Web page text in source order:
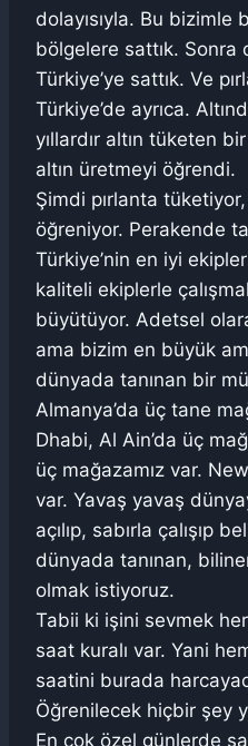
dolayısıyla. Bu bizimle
bölgelere sattık. Sonra
Türkiye’ye sattık. Ve
Türkiye’de ayrıca.
yıllardır altın tüketen
altın üretmeyi öğrendi.
Şimdi pırlanta
öğreniyor. Perakende
Türkiye’nin en iyi
kaliteli ekiplerle
büyütüyor. Adetsel
ama bizim en büyük
dünyada tanınan bir
Almanya’da üç tane
Dhabi, Al Ain’da üç
üç mağazamız var.
var. Yavaş yavaş
açılıp, sabırla çalışıp
dünyada tanınan,
olmak istiyoruz.
Tabii ki işini sevmek
saat kuralı var. Yani
saatini burada
Öğrenilecek hiçbir şey
En çok özel günlerde